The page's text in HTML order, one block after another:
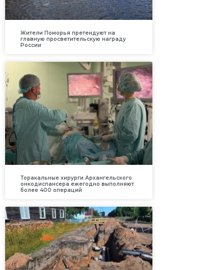
Жители Поморья претендуют на
главную просветительскую награду
России
Торакальные хирурги Архангельского
онкодиспансера ежегодно выполняют
более 400 операций